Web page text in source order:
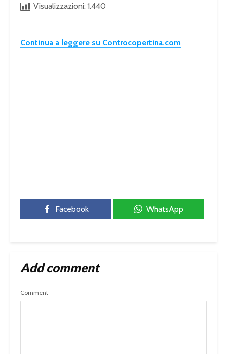
Visualizzazioni: 1.440
Continua a leggere su Controcopertina.com
Facebook WhatsApp
Add comment
Comment